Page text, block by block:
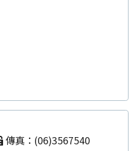
傳真：(06)3567540